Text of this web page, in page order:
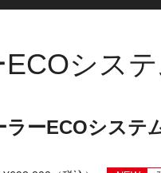
シス
ラーECOシステ